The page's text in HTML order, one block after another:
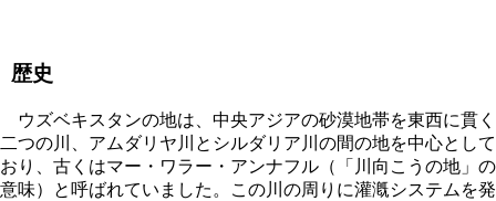
歴史
ウズベキスタンの地は、中央アジアの砂漠地帯を東西に貫く
二つの川、アムダリヤ川とシルダリア川の間の地を中心として
おり、古くはマー・ワラー・アンナフル（「川向こうの地」の
意味）と呼ばれていました。この川の周りに灌漑システムを発